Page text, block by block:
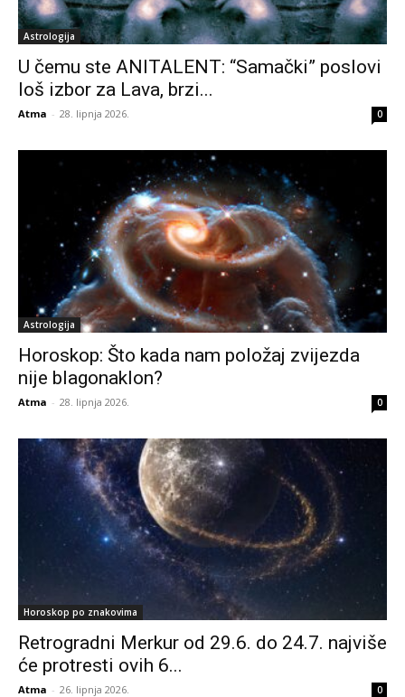
Astrologija
U čemu ste ANITALENT: “Samački” poslovi
loš izbor za Lava, brzi...
Atma - 28. lipnja 2026. 0
Astrologija
Horoskop: Što kada nam položaj zvijezda
nije blagonaklon?
Atma - 28. lipnja 2026. 0
Horoskop po znakovima
Retrogradni Merkur od 29.6. do 24.7. najviše
će protresti ovih 6...
Atma - 26. lipnja 2026. 0